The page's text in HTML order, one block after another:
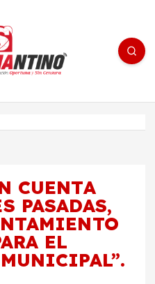
- medios/noticias/editorial
CUENTA
PASADAS,
EL